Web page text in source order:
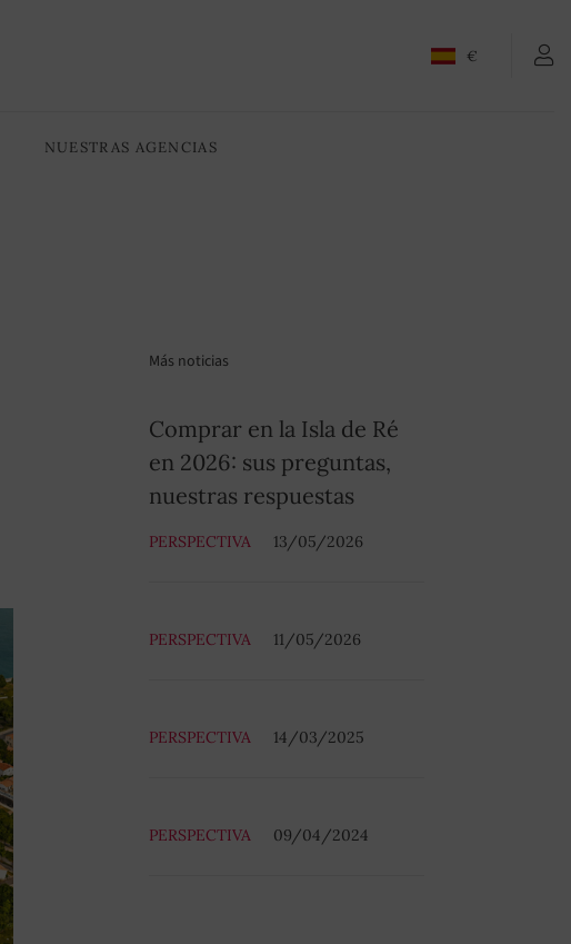
€
NUESTRAS AGENCIAS
Más noticias
Comprar en la Isla de Ré
en 2026: sus preguntas,
nuestras respuestas
PERSPECTIVA 13/05/2026
PERSPECTIVA 11/05/2026
PERSPECTIVA 14/03/2025
PERSPECTIVA 09/04/2024